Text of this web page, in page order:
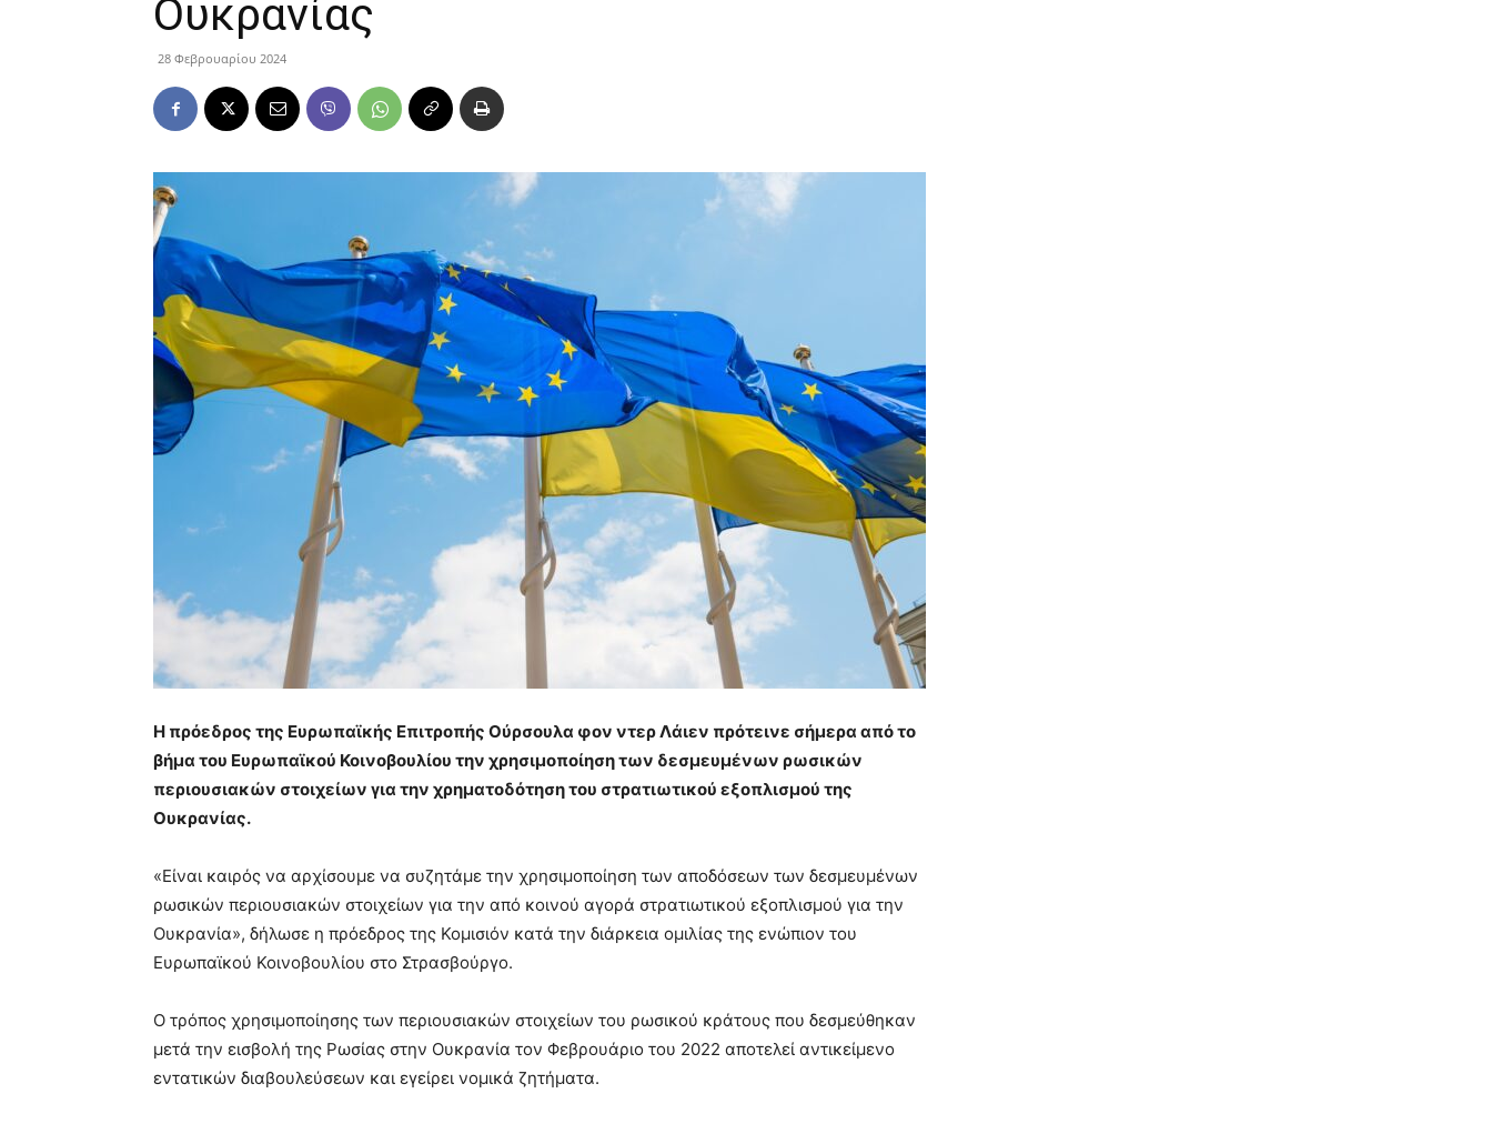
Ουκρανίας
28 Φεβρουαρίου 2024
Η πρόεδρος της Ευρωπαϊκής Επιτροπής Ούρσουλα φον ντερ Λάιεν πρότεινε σήμερα από το
βήμα του Ευρωπαϊκού Κοινοβουλίου την χρησιμοποίηση των δεσμευμένων ρωσικών
περιουσιακών στοιχείων για την χρηματοδότηση του στρατιωτικού εξοπλισμού της
Ουκρανίας.
«Είναι καιρός να αρχίσουμε να συζητάμε την χρησιμοποίηση των αποδόσεων των δεσμευμένων
ρωσικών περιουσιακών στοιχείων για την από κοινού αγορά στρατιωτικού εξοπλισμού για την
Ουκρανία», δήλωσε η πρόεδρος της Κομισιόν κατά την διάρκεια ομιλίας της ενώπιον του
Ευρωπαϊκού Κοινοβουλίου στο Στρασβούργο.
Ο τρόπος χρησιμοποίησης των περιουσιακών στοιχείων του ρωσικού κράτους που δεσμεύθηκαν
μετά την εισβολή της Ρωσίας στην Ουκρανία τον Φεβρουάριο του 2022 αποτελεί αντικείμενο
εντατικών διαβουλεύσεων και εγείρει νομικά ζητήματα.